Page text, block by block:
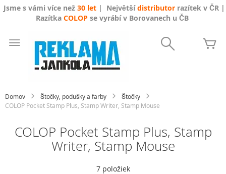
Jsme s vámi více než 30 let| Největšídistributorrazítek v ČR |
Razítka COLOP se vyrábí v Borovanech u ČB
to
Content
Domov Štočky, podušky a farby
Štočky
COLOP Pocket Stamp Plus, Stamp Writer, Stamp Mouse
COLOP Pocket Stamp Plus, Stamp
Writer, Stamp Mouse
7položiek